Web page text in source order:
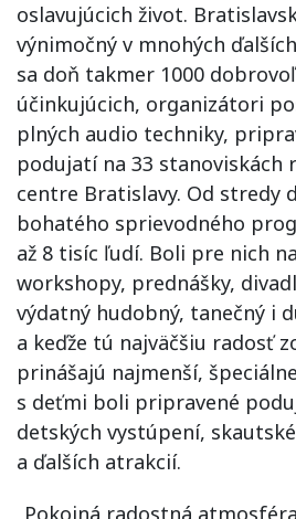
oslavujúcich život.
výnimočný v mnohých
sa doň takmer 1000
účinkujúcich, organizátori
plných audio techniky,
podujatí na 33 stanoviskách
centre Bratislavy. Od stredy
bohatého sprievodného
až 8 tisíc ľudí. Boli pre nich
workshopy, prednášky,
výdatný hudobný, tanečný i
a keďže tú najväčšiu radosť
prinášajú najmenší,
s deťmi boli pripravené
detských vystúpení,
a ďalších atrakcií.
„Pokojná radostná